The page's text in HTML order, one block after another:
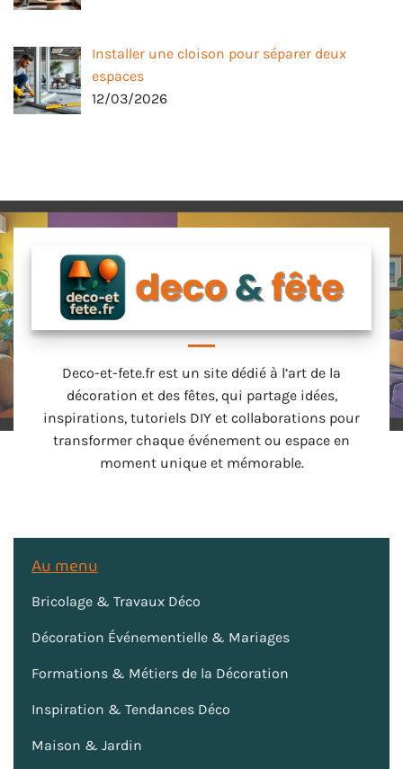
Installer une cloison pour séparer deux
espaces
12/03/2026
Deco-et-fete.fr est un site dédié à l’art de la
décoration et des fêtes, qui partage idées,
inspirations, tutoriels DIY et collaborations pour
transformer chaque événement ou espace en
moment unique et mémorable.
Au menu
Bricolage & Travaux Déco
Décoration Événementielle & Mariages
Formations & Métiers de la Décoration
Inspiration & Tendances Déco
Maison & Jardin